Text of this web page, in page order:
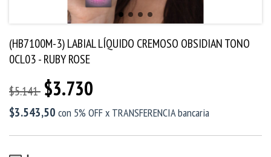
(HB7100M-3) LABIAL LÍQUIDO CREMOSO OBSIDIAN TONO
0CL03 - RUBY ROSE
$5.141 $3.730
$3.543,50 con 5% OFF x TRANSFERENCIA bancaria